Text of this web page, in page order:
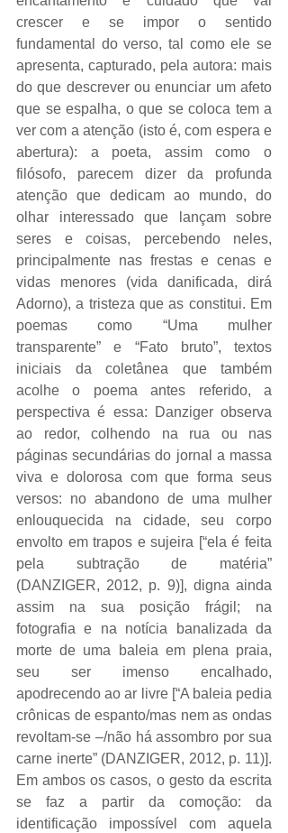
crescer e se impor o sentido
fundamental do verso, tal como ele se
apresenta, capturado, pela autora: mais
do que descrever ou enunciar um afeto
que se espalha, o que se coloca tem a
ver com a atenção (isto é, com espera e
abertura): a poeta, assim como o
filósofo, parecem dizer da profunda
atenção que dedicam ao mundo, do
olhar interessado que lançam sobre
seres e coisas, percebendo neles,
principalmente nas frestas e cenas e
vidas menores (vida danificada, dirá
Adorno), a tristeza que as constitui. Em
poemas como “Uma mulher
transparente” e “Fato bruto”, textos
iniciais da coletânea que também
acolhe o poema antes referido, a
perspectiva é essa: Danziger observa
ao redor, colhendo na rua ou nas
páginas secundárias do jornal a massa
viva e dolorosa com que forma seus
versos: no abandono de uma mulher
enlouquecida na cidade, seu corpo
envolto em trapos e sujeira [“ela é feita
pela subtração de matéria”
(DANZIGER, 2012, p. 9)], digna ainda
assim na sua posição frágil; na
fotografia e na notícia banalizada da
morte de uma baleia em plena praia,
seu ser imenso encalhado,
apodrecendo ao ar livre [“A baleia pedia
crônicas de espanto/mas nem as ondas
revoltam-se –/não há assombro por sua
carne inerte” (DANZIGER, 2012, p. 11)].
Em ambos os casos, o gesto da escrita
se faz a partir da comoção: da
identificação impossível com aquela